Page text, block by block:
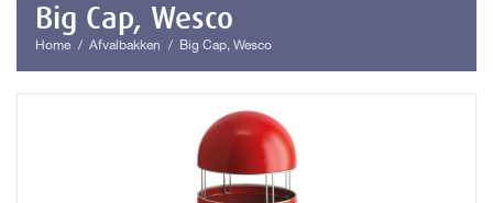
Big Cap, Wesco
Home Afvalbakken Big Cap, Wesco